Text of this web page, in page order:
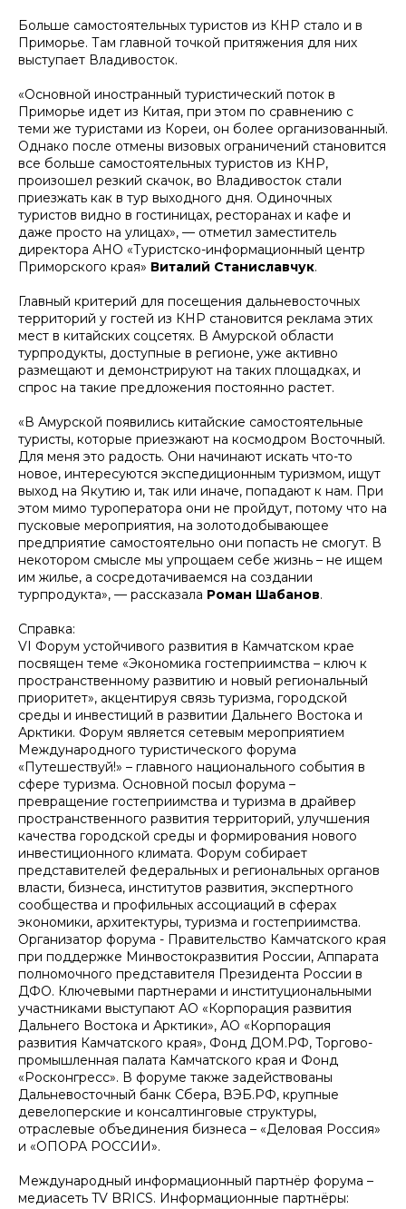
Больше самостоятельных туристов из КНР стало и в
Приморье. Там главной точкой притяжения для них
выступает Владивосток.
«Основной иностранный туристический поток в
Приморье идет из Китая, при этом по сравнению с
теми же туристами из Кореи, он более организованный.
Однако после отмены визовых ограничений становится
все больше самостоятельных туристов из КНР,
произошел резкий скачок, во Владивосток стали
приезжать как в тур выходного дня. Одиночных
туристов видно в гостиницах, ресторанах и кафе и
даже просто на улицах», — отметил заместитель
директора АНО «Туристско-информационный центр
Приморского края» Виталий Станиславчук.
Главный критерий для посещения дальневосточных
территорий у гостей из КНР становится реклама этих
мест в китайских соцсетях. В Амурской области
турпродукты, доступные в регионе, уже активно
размещают и демонстрируют на таких площадках, и
спрос на такие предложения постоянно растет.
«В Амурской появились китайские самостоятельные
туристы, которые приезжают на космодром Восточный.
Для меня это радость. Они начинают искать что-то
новое, интересуются экспедиционным туризмом, ищут
выход на Якутию и, так или иначе, попадают к нам. При
этом мимо туроператора они не пройдут, потому что на
пусковые мероприятия, на золотодобывающее
предприятие самостоятельно они попасть не смогут. В
некотором смысле мы упрощаем себе жизнь – не ищем
им жилье, а сосредотачиваемся на создании
турпродукта», — рассказала Роман Шабанов.
Справка:
VI Форум устойчивого развития в Камчатском крае
посвящен теме «Экономика гостеприимства – ключ к
пространственному развитию и новый региональный
приоритет», акцентируя связь туризма, городской
среды и инвестиций в развитии Дальнего Востока и
Арктики. Форум является сетевым мероприятием
Международного туристического форума
«Путешествуй!» – главного национального события в
сфере туризма. Основной посыл форума –
превращение гостеприимства и туризма в драйвер
пространственного развития территорий, улучшения
качества городской среды и формирования нового
инвестиционного климата. Форум собирает
представителей федеральных и региональных органов
власти, бизнеса, институтов развития, экспертного
сообщества и профильных ассоциаций в сферах
экономики, архитектуры, туризма и гостеприимства.
Организатор форума - Правительство Камчатского края
при поддержке Минвостокразвития России, Аппарата
полномочного представителя Президента России в
ДФО. Ключевыми партнерами и институциональными
участниками выступают АО «Корпорация развития
Дальнего Востока и Арктики», АО «Корпорация
развития Камчатского края», Фонд ДОМ.РФ, Торгово-
промышленная палата Камчатского края и Фонд
«Росконгресс». В форуме также задействованы
Дальневосточный банк Сбера, ВЭБ.РФ, крупные
девелоперские и консалтинговые структуры,
отраслевые объединения бизнеса – «Деловая Россия»
и «ОПОРА РОССИИ».
Международный информационный партнёр форума –
медиасеть TV BRICS. Информационные партнёры: